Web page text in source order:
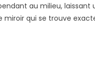
au milieu, laissant
miroir qui se trouve